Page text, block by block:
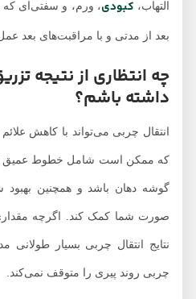
التهاب،کبودی، ورم، و سفتی‌ای که در
بعد از مدتی و با مراقبت‌های بعد عمل از
چه انتظاری از نتیجه
داشته باشم؟
انتقال چربی می‌تواند با کاهش علائم
که ممکن است شامل خطوط عمیق زیر
گوشه دهان باشد و همچنین بهبود
صورت شما کمک کند. اگرچه مقداری
نتایج انتقال چربی بسیار طولانی مدت
چربی روند پیری را متوقف نمی‌کند.